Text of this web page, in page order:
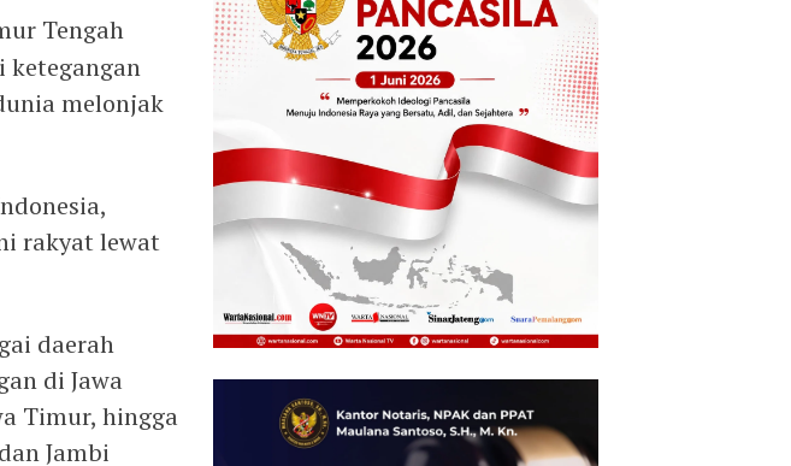
Tengah
ketegangan
melonjak
rakyat lewat
daerah
di Jawa
Timur, hingga
Jambi